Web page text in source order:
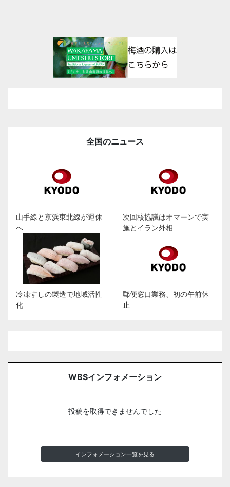
全国のニュース
山手線と京浜東北線が運休
へ
次回核協議はオマーンで実
施とイラン外相
冷凍すしの製造で地域活性
化
郵便窓口業務、初の午前休
止
WBSインフォメーション
投稿を取得できませんでした
インフォメーション一覧を見る